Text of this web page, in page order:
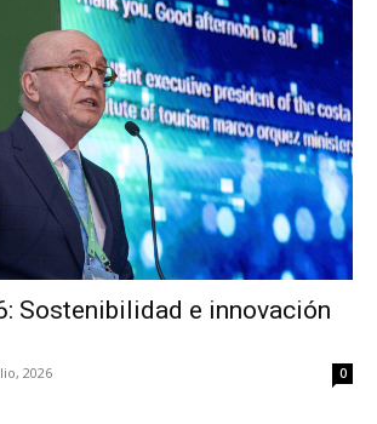
Sostenibilidad e innovación
2026 0